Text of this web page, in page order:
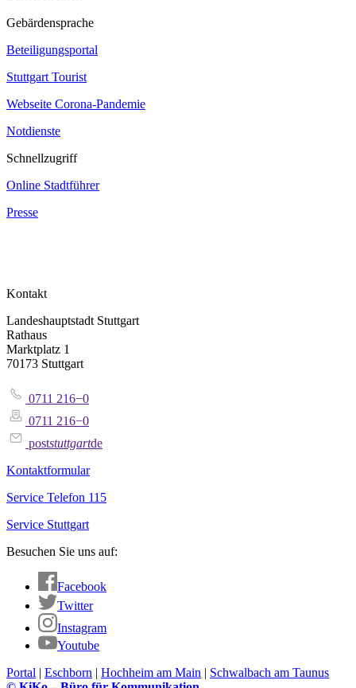
Gebärdensprache
Beteiligungsportal
Stuttgart Tourist
Webseite Corona‐Pandemie
Notdienste
Schnellzugriff
Online Stadtführer
Presse
Kontakt
Landeshauptstadt Stuttgart
Rathaus
Marktplatz 1
70173 Stuttgart
0711 216−0
0711 216−0
poststuttgartde
Kontaktformular
Service Telefon 115
Service Stuttgart
Besuchen Sie uns auf:
Facebook
Twitter
Instagram
Youtube
Portal | Eschborn | Hochheim am Main | Schwalbach am Taunus